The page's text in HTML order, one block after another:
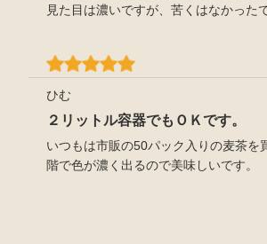
見た目は濃いですが、苦くはなかったで
ひむ
２リットル容器でもＯＫです。
いつもは市販の50パック入りの麦茶
階で色が濃く出るので美味しいです。